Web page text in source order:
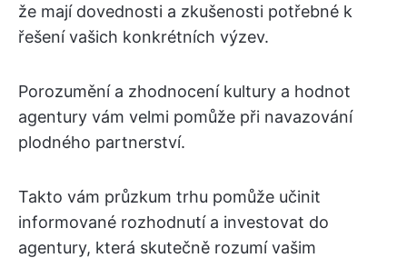
že mají dovednosti a zkušenosti potřebné k
řešení vašich konkrétních výzev.
Porozumění a zhodnocení kultury a hodnot
agentury vám velmi pomůže při navazování
plodného partnerství.
Takto vám průzkum trhu pomůže učinit
informované rozhodnutí a investovat do
agentury, která skutečně rozumí vašim